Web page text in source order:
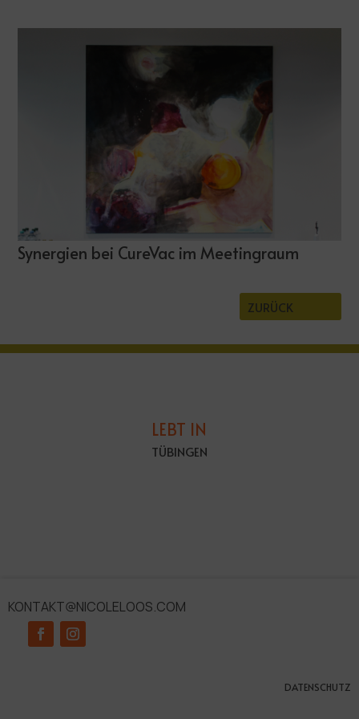
Synergien bei CureVac im Meetingraum
ZURÜCK
LEBT IN
TÜBINGEN
KONTAKT@NICOLELOOS.COM
DATENSCHUTZ